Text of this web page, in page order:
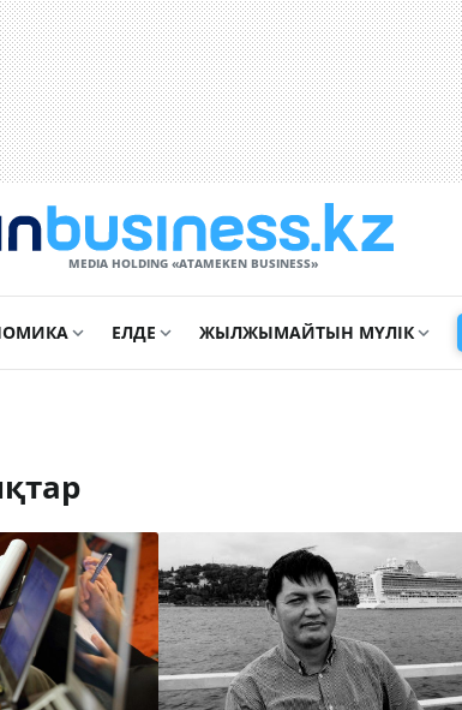
MEDIA HOLDING «ATAMEKЕN BUSINESS»
ЕЛДЕ ЖЫЛЖЫМАЙТЫН МҮЛІК